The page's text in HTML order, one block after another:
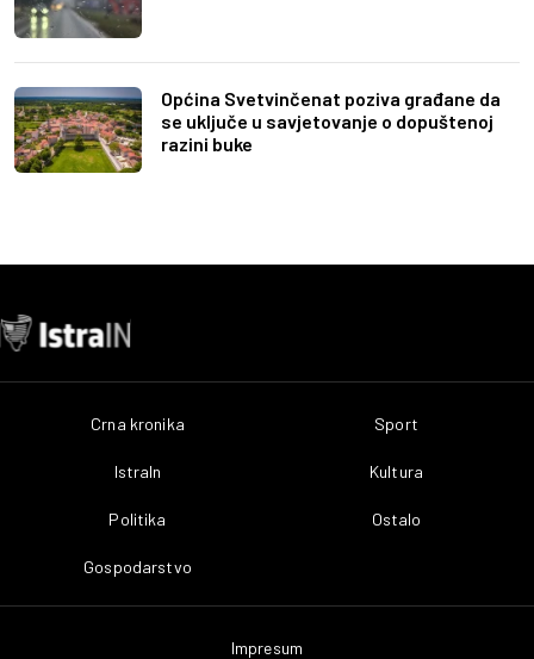
Općina Svetvinčenat poziva građane da
se uključe u savjetovanje o dopuštenoj
razini buke
Crna kronika
IstraIn
Politika
Gospodarstvo
Sport
Kultura
Ostalo
Impresum